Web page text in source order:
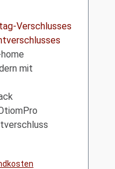
Verschlusses
mit